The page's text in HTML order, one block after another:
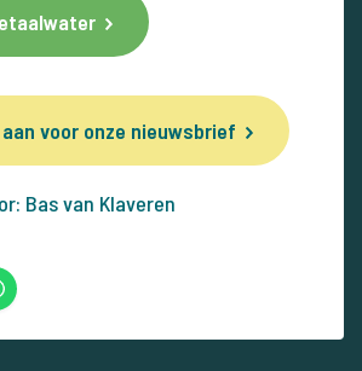
voor onze nieuwsbrief
Bas van Klaveren